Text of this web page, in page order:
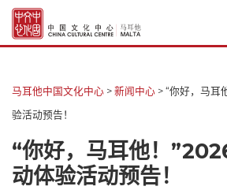
马耳他中国文化中心 > 新闻中心 > “你好，马耳
验活动预告！
“你好，马耳他！
动体验活动预告！